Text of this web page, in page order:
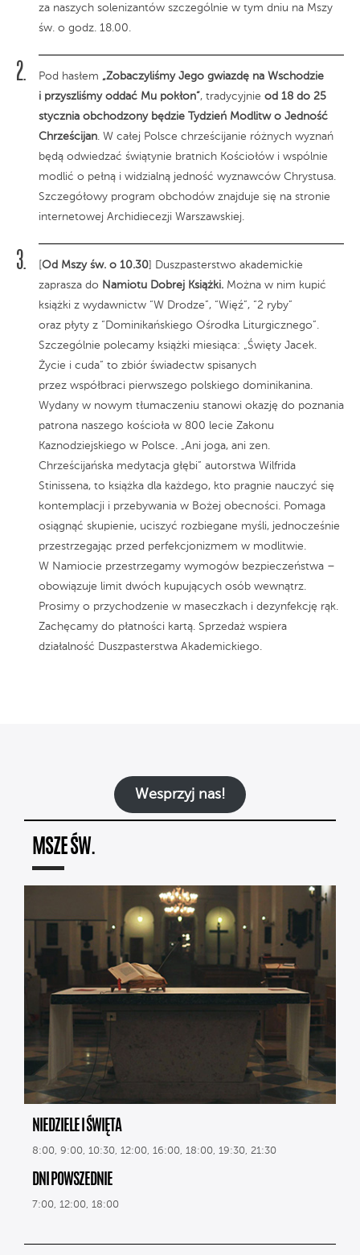
za naszych solenizantów szczególnie w tym dniu na Mszy
św. o godz. 18.00.
Pod hasłem „Zobaczyliśmy Jego gwiazdę na Wschodzie
i przyszliśmy oddać Mu pokłon”, tradycyjnie od 18 do 25
stycznia obchodzony będzie Tydzień Modlitw o Jedność
Chrześcijan. W całej Polsce chrześcijanie różnych wyznań
będą odwiedzać świątynie bratnich Kościołów i wspólnie
modlić o pełną i widzialną jedność wyznawców Chrystusa.
Szczegółowy program obchodów znajduje się na stronie
internetowej Archidiecezji Warszawskiej.
Od Mszy św. o 10.30 ] Duszpasterstwo akademickie
zaprasza do Namiotu Dobrej Książki. Można w nim kupić
książki z wydawnictw “W Drodze”, “Więź”, “2 ryby”
oraz płyty z “Dominikańskiego Ośrodka Liturgicznego”.
Szczególnie polecamy książki miesiąca: „Święty Jacek.
Życie i cuda” to zbiór świadectw spisanych
przez współbraci pierwszego polskiego dominikanina.
Wydany w nowym tłumaczeniu stanowi okazję do poznania
patrona naszego kościoła w 800 lecie Zakonu
Kaznodziejskiego w Polsce. „Ani joga, ani zen.
Chrześcijańska medytacja głębi” autorstwa Wilfrida
Stinissena, to książka dla każdego, kto pragnie nauczyć się
kontemplacji i przebywania w Bożej obecności. Pomaga
osiągnąć skupienie, uciszyć rozbiegane myśli, jednocześnie
przestrzegając przed perfekcjonizmem w modlitwie.
W Namiocie przestrzegamy wymogów bezpieczeństwa –
obowiązuje limit dwóch kupujących osób wewnątrz.
Prosimy o przychodzenie w maseczkach i dezynfekcję rąk.
Zachęcamy do płatności kartą. Sprzedaż wspiera
działalność Duszpasterstwa Akademickiego.
Wesprzyj nas!
MSZE ŚW.
NIEDZIELE I ŚWIĘTA
8:00, 9:00, 10:30, 12:00, 16:00, 18:00, 19:30, 21:30
DNI POWSZEDNIE
7:00, 12:00, 18:00